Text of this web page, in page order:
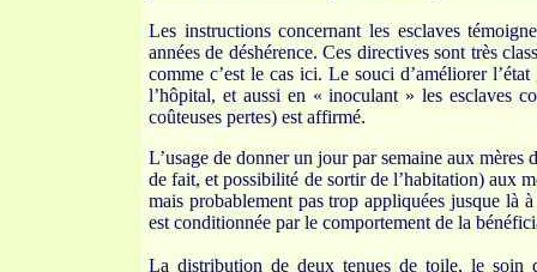
Les instructions concernant les esclaves
années de déshérence. Ces directives sont très
comme c’est le cas ici. Le souci d’améliorer
l’hôpital, et aussi en « inoculant » les esclaves
coûteuses pertes) est affirmé.
L’usage de donner un jour par semaine aux
de fait, et possibilité de sortir de l’habitation) aux
mais probablement pas trop appliquées jusque là
est conditionnée par le comportement de la
La distribution de deux tenues de toile, le soin